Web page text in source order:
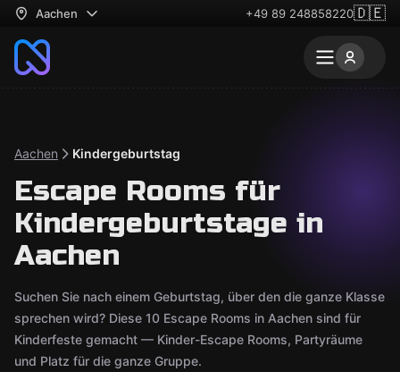
Aachen +49 89 248858220🇩🇪
Aachen Kindergeburtstag
Escape Rooms für
Kindergeburtstage in
Aachen
Suchen Sie nach einem Geburtstag, über den die ganze Klasse
sprechen wird? Diese 10 Escape Rooms in Aachen sind für
Kinderfeste gemacht — Kinder-Escape Rooms, Partyräume
und Platz für die ganze Gruppe.